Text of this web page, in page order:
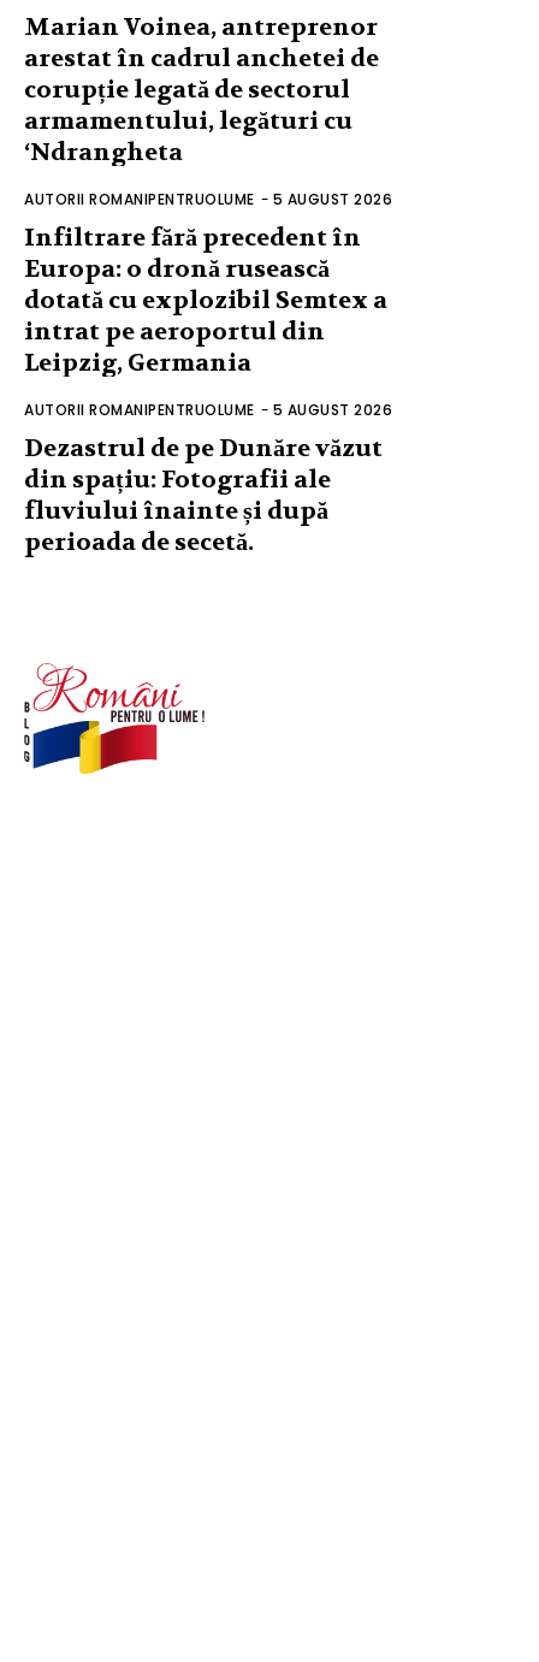
Marian Voinea, antreprenor
arestat în cadrul anchetei de
corupție legată de sectorul
armamentului, legături cu
‘Ndrangheta
AUTORII ROMANIPENTRUOLUME - 5 AUGUST 2026
Infiltrare fără precedent în
Europa: o dronă rusească
dotată cu explozibil Semtex a
intrat pe aeroportul din
Leipzig, Germania
AUTORII ROMANIPENTRUOLUME - 5 AUGUST 2026
Dezastrul de pe Dunăre văzut
din spațiu: Fotografii ale
fluviului înainte și după
perioada de secetă.